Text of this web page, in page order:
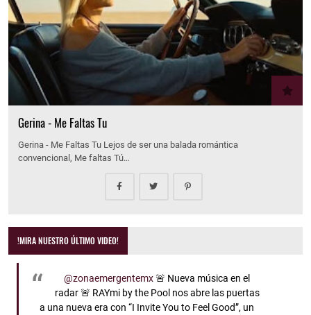
Gerina - Me Faltas Tu
Gerina - Me Faltas Tu Lejos de ser una balada romántica
convencional, Me faltas Tú…
!MIRA NUESTRO ÚLTIMO VIDEO!
@zonaemergentemx🚨 Nueva música en el
radar 🚨 RAYmi by the Pool nos abre las puertas
a una nueva era con “I Invite You to Feel Good”, un